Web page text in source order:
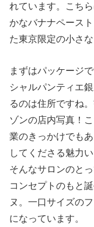
れています。こち
かなバナナペース
た東京限定の小さ
まずはパッケージ
シャルパンティエ
るのは住所ですね
ゾンの店内写真！
業のきっかけでも
してくださる魅力
そんなサロンのと
コンセプトのもと
ヌ。一口サイズの
になっています。